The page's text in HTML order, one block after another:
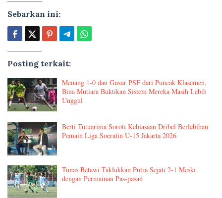
Sebarkan ini:
Posting terkait:
Menang 1-0 dan Gusur PSF dari Puncak Klasemen,
Bina Mutiara Buktikan Sistem Mereka Masih Lebih
Unggul
Berti Tutuarima Soroti Kebiasaan Dribel Berlebihan
Pemain Liga Soeratin U-15 Jakarta 2026
Tunas Betawi Taklukkan Putra Sejati 2-1 Meski
dengan Permainan Pas-pasan